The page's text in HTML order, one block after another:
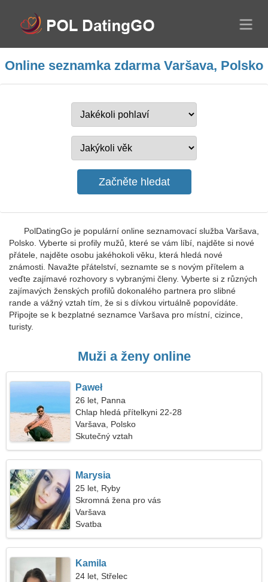
Online seznamka zdarma Varšava, Polsko
PolDatingGo je populární online seznamovací služba Varšava,
Polsko. Vyberte si profily mužů, které se vám líbí, najděte si nové
přátele, najděte osobu jakéhokoli věku, která hledá nové
známosti. Navažte přátelství, seznamte se s novým přítelem a
veďte zajímavé rozhovory s vybranými členy. Vyberte si z různých
zajímavých ženských profilů dokonalého partnera pro slibné
rande a vážný vztah tím, že si s dívkou virtuálně popovídáte.
Připojte se k bezplatné seznamce Varšava pro místní, cizince,
turisty.
Muži a ženy online
Paweł
26 let, Panna
Chlap hledá přítelkyni 22-28
Varšava, Polsko
Skutečný vztah
Marysia
25 let, Ryby
Skromná žena pro vás
Varšava
Svatba
Kamila
24 let, Střelec